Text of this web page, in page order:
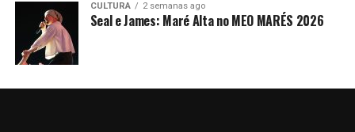
CULTURA 2 semanas ago
Seal e James: Maré Alta no MEO MARÉS 2026